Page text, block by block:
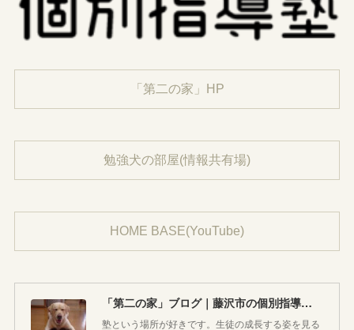
「第二の家」HP
勉強犬の部屋(情報共有場)
HOME BASE(YouTube)
「第二の家」ブログ｜藤沢市の個別指導塾のお話
塾という場所が好きです。生徒の成長する姿を見る